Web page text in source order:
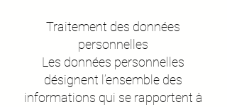
Traitement des données
personnelles
Les données personnelles
désignent l’ensemble des
informations qui se rapportent à